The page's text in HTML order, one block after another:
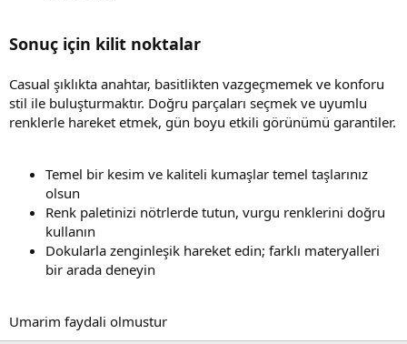
Sonuç için kilit noktalar
Casual şıklıkta anahtar, basitlikten vazgeçmemek ve konforu
stil ile buluşturmaktır. Doğru parçaları seçmek ve uyumlu
renklerle hareket etmek, gün boyu etkili görünümü garantiler.
Temel bir kesim ve kaliteli kumaşlar temel taşlarınız
olsun
Renk paletinizi nötrlerde tutun, vurgu renklerini doğru
kullanın
Dokularla zenginleşik hareket edin; farklı materyalleri
bir arada deneyin
Umarim faydali olmustur